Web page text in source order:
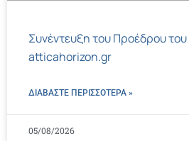
Συνέντευξη του Προέδρου
atticahorizon.gr
ΔΙΑΒΑΣΤΕ ΠΕΡΙΣΣΌΤΕΡΑ »
05/08/2026